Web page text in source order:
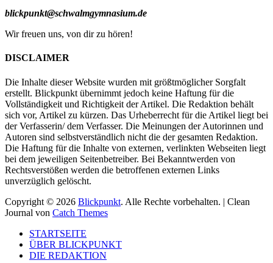
blickpunkt@schwalmgymnasium.de
Wir freuen uns, von dir zu hören!
DISCLAIMER
Die Inhalte dieser Website wurden mit größtmöglicher Sorgfalt
erstellt. Blickpunkt übernimmt jedoch keine Haftung für die
Vollständigkeit und Richtigkeit der Artikel. Die Redaktion behält
sich vor, Artikel zu kürzen. Das Urheberrecht für die Artikel liegt bei
der Verfasserin/ dem Verfasser. Die Meinungen der Autorinnen und
Autoren sind selbstverständlich nicht die der gesamten Redaktion.
Die Haftung für die Inhalte von externen, verlinkten Webseiten liegt
bei dem jeweiligen Seitenbetreiber. Bei Bekanntwerden von
Rechtsverstößen werden die betroffenen externen Links
unverzüglich gelöscht.
Copyright © 2026 Blickpunkt. Alle Rechte vorbehalten. | Clean
Journal von Catch Themes
oben
scrollen
STARTSEITE
ÜBER BLICKPUNKT
DIE REDAKTION